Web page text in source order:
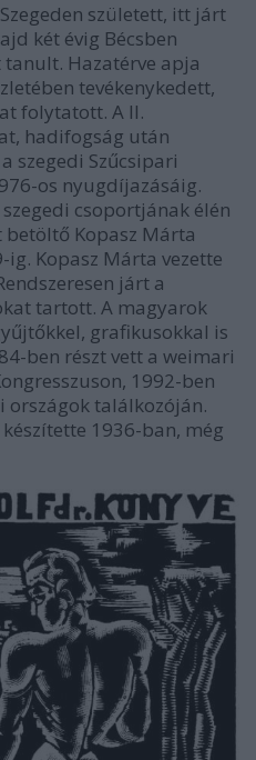
született, itt járt
két évig Bécsben
Hazatérve apja
tevékenykedett,
folytatott. A II.
hadifogság után
szegedi Szűcsipari
os nyugdíjazásáig.
csoportjának élén
Kopasz Márta
Kopasz Márta vezette
járt a
tartott. A magyarok
grafikusokkal is
ben részt vett a weimari
1992-ben
országok találkozóján.
1936-ban, még